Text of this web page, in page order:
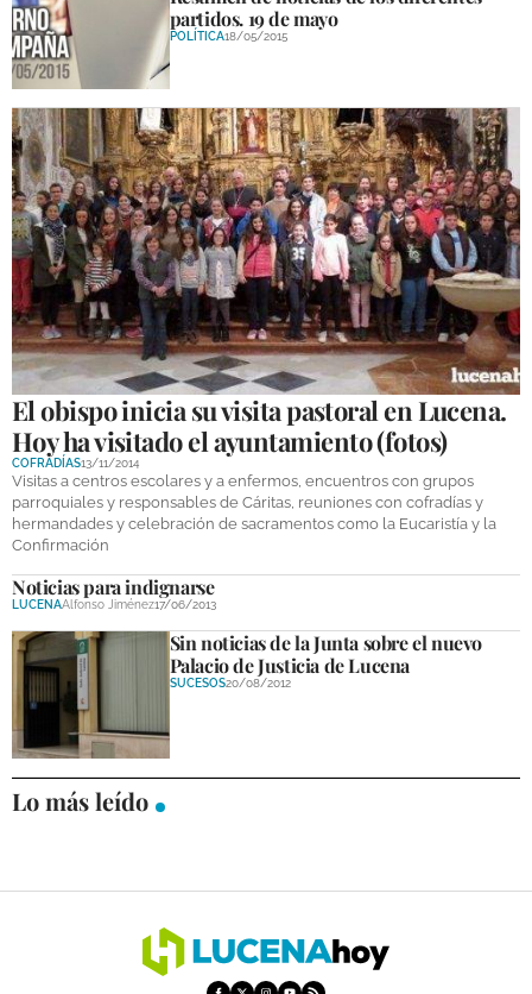
partidos. 19 de mayo
POLÍTICA18/05/2015
El obispo inicia su visita pastoral en Lucena.
Hoy ha visitado el ayuntamiento (fotos)
COFRADÍAS13/11/2014
Visitas a centros escolares y a enfermos, encuentros con grupos
parroquiales y responsables de Cáritas, reuniones con cofradías y
hermandades y celebración de sacramentos como la Eucaristía y la
Confirmación
Noticias para indignarse
LUCENAAlfonso Jiménez17/06/2013
Sin noticias de la Junta sobre el nuevo
Palacio de Justicia de Lucena
SUCESOS20/08/2012
Lo más leído